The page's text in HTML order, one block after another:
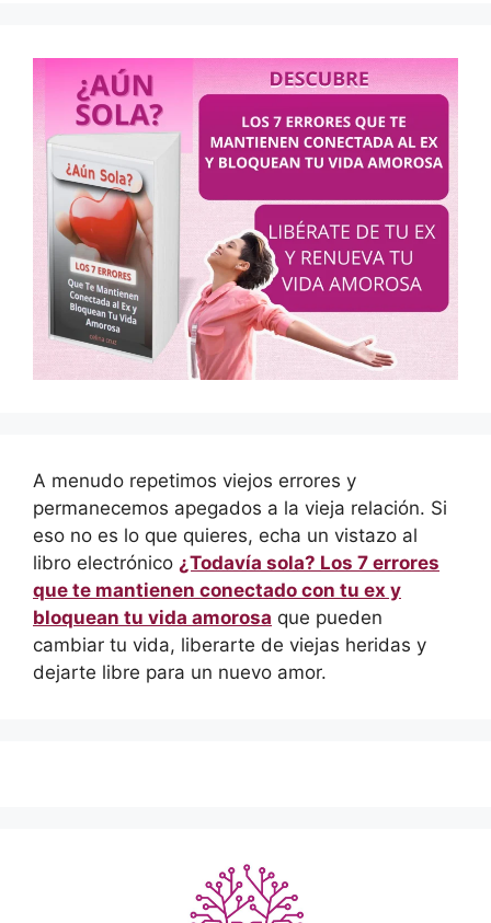
A menudo repetimos viejos errores y
permanecemos apegados a la vieja relación. Si
eso no es lo que quieres, echa un vistazo al
libro electrónico ¿Todavía sola? Los 7 errores
que te mantienen conectado con tu ex y
bloquean tu vida amorosa que pueden
cambiar tu vida, liberarte de viejas heridas y
dejarte libre para un nuevo amor.